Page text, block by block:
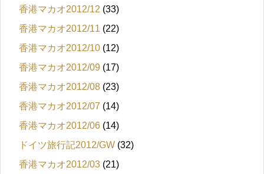
香港マカオ2012/12 (33)
香港マカオ2012/11 (22)
香港マカオ2012/10 (12)
香港マカオ2012/09 (17)
香港マカオ2012/08 (23)
香港マカオ2012/07 (14)
香港マカオ2012/06 (14)
ドイツ旅行記2012/GW (32)
香港マカオ2012/03 (21)